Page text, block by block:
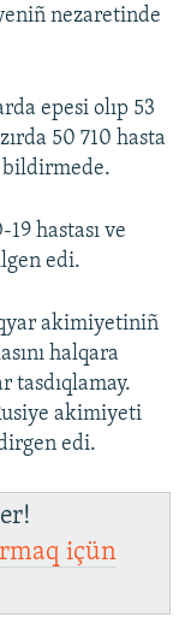
nezaretinde
epesi olıp 53
50 710 hasta
bildirmede.
hastası ve
edi.
akimiyetiniñ
halqara
tasdıqlamay.
akimiyeti
edi.
içün